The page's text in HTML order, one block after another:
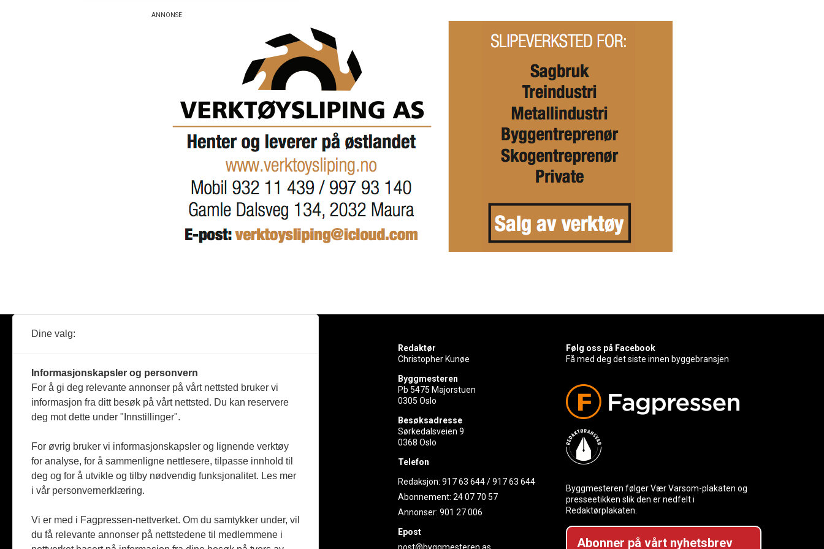
Reportasje
Produkter
Jobbmarked
Redaktør
Christopher Kunøe
Byggmesteren
Pb 5475 Majorstuen
0305 Oslo
Besøksadresse
Sørkedalsveien 9
0368 Oslo
Telefon
Redaksjon:917 63 644/917 63 644
Abonnement:24 07 70 57
Annonser:901 27 006
Epost
Følg oss på Facebook
Få med deg det siste innen byggebransjen
Byggmesteren følger Vær Varsom-plakaten og
presseetikken slik den er nedfelt i
Redaktørplakaten.
Abonner på vårt nyhetsbrev
Dine valg:
Informasjonskapsler og personvern
For å gi deg relevante annonser på vårt nettsted bruker vi
informasjon fra ditt besøk på vårt nettsted. Du kan reservere
deg mot dette under "Innstillinger".
For øvrig bruker vi informasjonskapsler og lignende verktøy
for analyse, for å sammenligne nettlesere, tilpasse innhold til
deg og for å utvikle og tilby nødvendig funksjonalitet. Les mer
i vår personvernerklæring.
Vi er med i Fagpressen-nettverket. Om du samtykker under, vil
du få relevante annonser på nettstedene til medlemmene i